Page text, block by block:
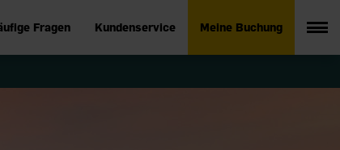
Fragen Kundenservice Meine Buchung